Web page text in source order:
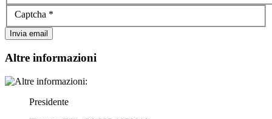
Captcha *
Invia email
Altre informazioni
Presidente